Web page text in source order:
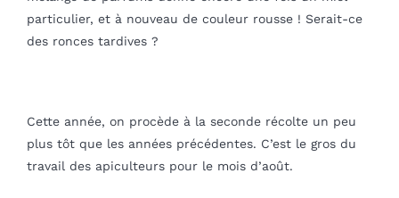
particulier, et à nouveau de couleur rousse ! Serait-ce
des ronces tardives ?
Cette année, on procède à la seconde récolte un peu
plus tôt que les années précédentes. C’est le gros du
travail des apiculteurs pour le mois d’août.